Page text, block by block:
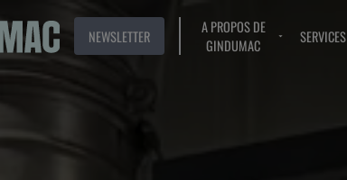
NEWSLETTER
A PROPOS DE
GINDUMAC
SERVICES